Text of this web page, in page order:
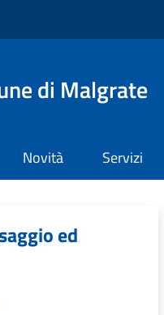
di Malgrate
Novità Servizi
ed